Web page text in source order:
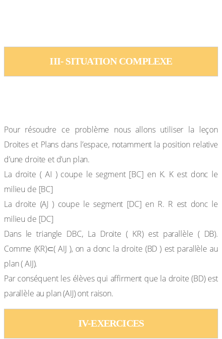
III- SITUATION COMPLEXE
Pour résoudre ce problème nous allons utiliser la leçon
Droites et Plans dans l’espace, notamment la position relative
d’une droite et d’un plan.
La droite ( AI ) coupe le segment [BC] en K. K est donc le
milieu de [BC]
La droite (AJ ) coupe le segment [DC] en R. R est donc le
milieu de [DC]
Dans le triangle DBC, La Droite ( KR) est parallèle ( DB).
Comme (KR)⊂( AIJ ), on a donc la droite (BD ) est parallèle au
plan ( AIJ).
Par conséquent les élèves qui affirment que la droite (BD) est
parallèle au plan (AIJ) ont raison.
IV-EXERCICES